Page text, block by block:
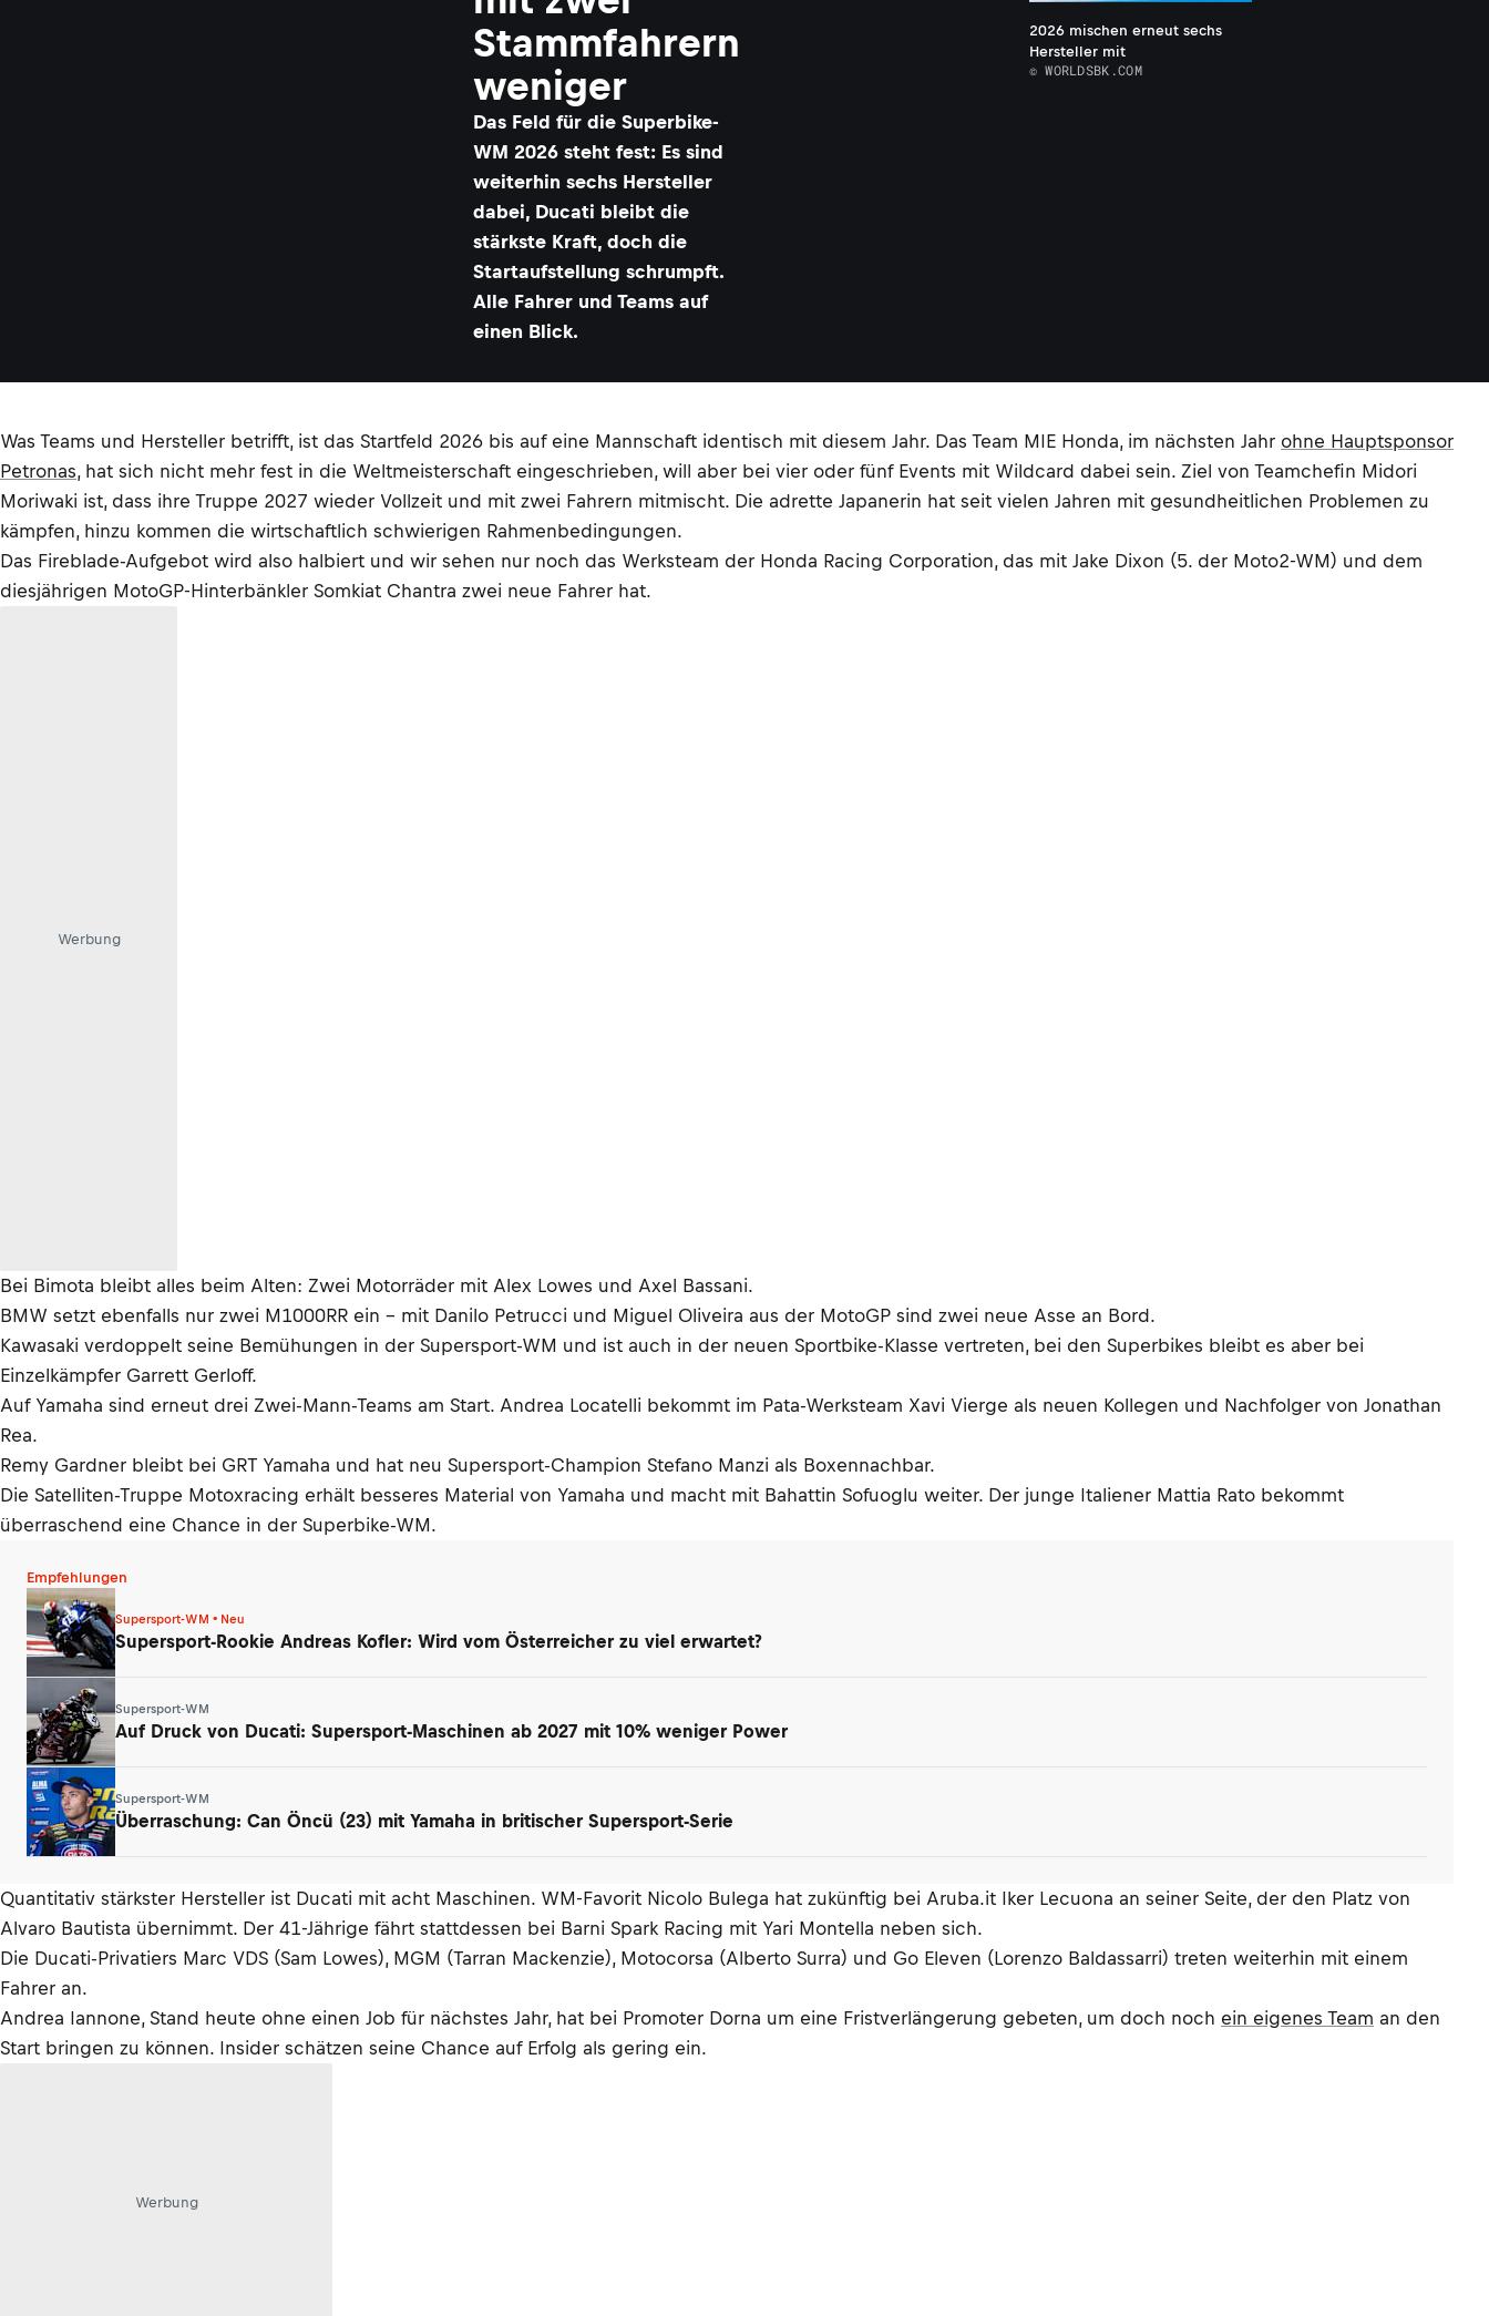
Stammfahrern
weniger
Das Feld für die Superbike-
WM 2026 steht fest: Es sind
weiterhin sechs Hersteller
dabei, Ducati bleibt die
stärkste Kraft, doch die
Startaufstellung schrumpft.
Alle Fahrer und Teams auf
einen Blick.
2026 mischen erneut sechs
Hersteller mit
© WORLDSBK.COM
Was Teams und Hersteller betrifft, ist das Startfeld 2026 bis auf eine Mannschaft identisch mit diesem Jahr. Das Team MIE Honda, im nächsten Jahr ohne Hauptsponsor
Petronas, hat sich nicht mehr fest in die Weltmeisterschaft eingeschrieben, will aber bei vier oder fünf Events mit Wildcard dabei sein. Ziel von Teamchefin Midori
Moriwaki ist, dass ihre Truppe 2027 wieder Vollzeit und mit zwei Fahrern mitmischt. Die adrette Japanerin hat seit vielen Jahren mit gesundheitlichen Problemen zu
kämpfen, hinzu kommen die wirtschaftlich schwierigen Rahmenbedingungen.
Das Fireblade-Aufgebot wird also halbiert und wir sehen nur noch das Werksteam der Honda Racing Corporation, das mit Jake Dixon (5. der Moto2-WM) und dem
diesjährigen MotoGP-Hinterbänkler Somkiat Chantra zwei neue Fahrer hat.
Werbung
Bei Bimota bleibt alles beim Alten: Zwei Motorräder mit Alex Lowes und Axel Bassani.
BMW setzt ebenfalls nur zwei M1000RR ein – mit Danilo Petrucci und Miguel Oliveira aus der MotoGP sind zwei neue Asse an Bord.
Kawasaki verdoppelt seine Bemühungen in der Supersport-WM und ist auch in der neuen Sportbike-Klasse vertreten, bei den Superbikes bleibt es aber bei
Einzelkämpfer Garrett Gerloff.
Auf Yamaha sind erneut drei Zwei-Mann-Teams am Start. Andrea Locatelli bekommt im Pata-Werksteam Xavi Vierge als neuen Kollegen und Nachfolger von Jonathan
Rea.
Remy Gardner bleibt bei GRT Yamaha und hat neu Supersport-Champion Stefano Manzi als Boxennachbar.
Die Satelliten-Truppe Motoxracing erhält besseres Material von Yamaha und macht mit Bahattin Sofuoglu weiter. Der junge Italiener Mattia Rato bekommt
überraschend eine Chance in der Superbike-WM.
Empfehlungen
Supersport-WM • Neu
Supersport-Rookie Andreas Kofler: Wird vom Österreicher zu viel erwartet?
Supersport-WM
Auf Druck von Ducati: Supersport-Maschinen ab 2027 mit 10% weniger Power
Supersport-WM
Überraschung: Can Öncü (23) mit Yamaha in britischer Supersport-Serie
Quantitativ stärkster Hersteller ist Ducati mit acht Maschinen. WM-Favorit Nicolo Bulega hat zukünftig bei Aruba.it Iker Lecuona an seiner Seite, der den Platz von
Alvaro Bautista übernimmt. Der 41-Jährige fährt stattdessen bei Barni Spark Racing mit Yari Montella neben sich.
Die Ducati-Privatiers Marc VDS (Sam Lowes), MGM (Tarran Mackenzie), Motocorsa (Alberto Surra) und Go Eleven (Lorenzo Baldassarri) treten weiterhin mit einem
Fahrer an.
Andrea Iannone, Stand heute ohne einen Job für nächstes Jahr, hat bei Promoter Dorna um eine Fristverlängerung gebeten, um doch noch ein eigenes Team an den
Start bringen zu können. Insider schätzen seine Chance auf Erfolg als gering ein.
Werbung